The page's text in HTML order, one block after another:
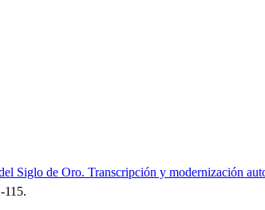
Siglo de Oro. Transcripción y modernización
115.